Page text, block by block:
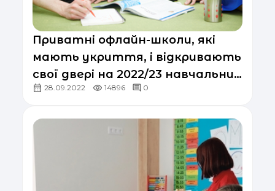
Приватні офлайн-школи, які
мають укриття, і відкривають
свої двері на 2022/23 навчальний
рік28.09.2022 14896 0